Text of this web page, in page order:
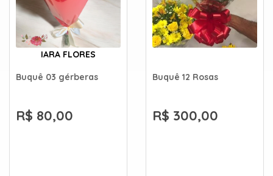
IARA FLORES
Buquê 03 gérberas
R$ 80,00
Buquê 12 Rosas
R$ 300,00